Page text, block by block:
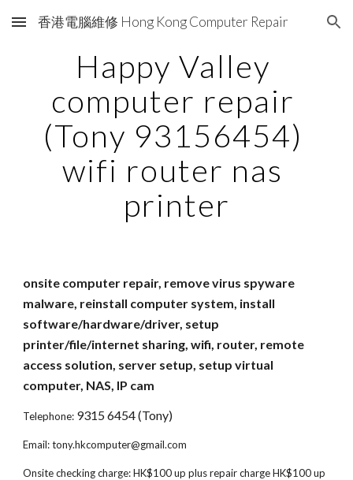
Skip to main content Skip to navigation
香港電腦維修 Hong Kong Computer Repair
Happy Valley
computer repair
(Tony 93156454)
wifi router nas
printer
onsite computer repair, remove virus spyware
malware, reinstall computer system, install
software/hardware/driver, setup
printer/file/internet sharing, wifi, router, remote
access solution, server setup, setup virtual
computer, NAS, IP cam
Telephone: 9315 6454 (Tony)
Email: tony.hkcomputer@gmail.com
Onsite checking charge: HK$100 up plus repair charge HK$100 up